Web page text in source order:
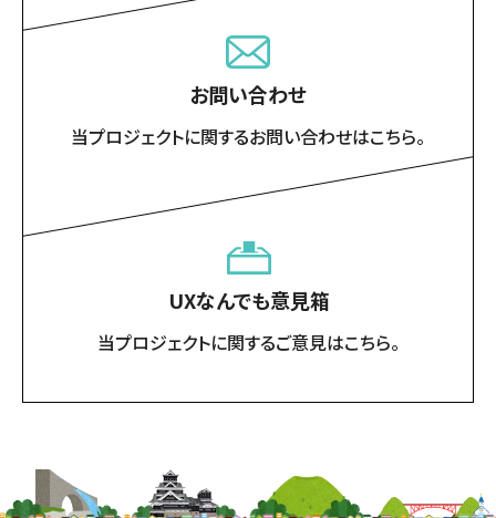
お問い合わせ
当プロジェクトに関するお問い合わせはこちら。
UXなんでも意見箱
当プロジェクトに関するご意見はこちら。